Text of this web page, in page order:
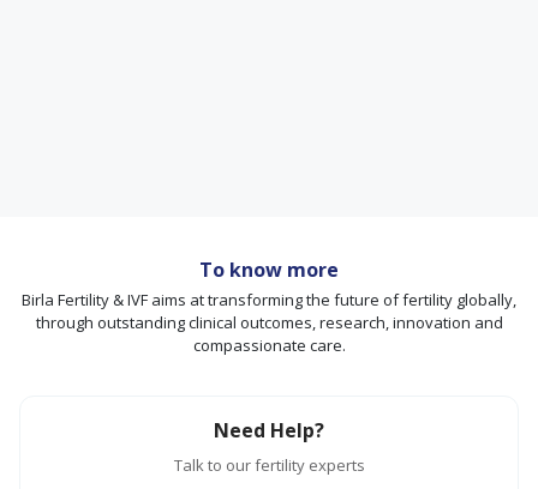
To know more
Birla Fertility & IVF aims at transforming the future of fertility globally,
through outstanding clinical outcomes, research, innovation and
compassionate care.
Need Help?
Talk to our fertility experts